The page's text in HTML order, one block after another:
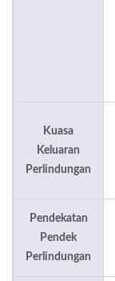
Kuasa
Keluaran
Perlindungan
Pendekatan
Pendek
Perlindungan